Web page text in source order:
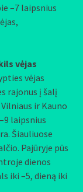
–7 laipsnius
vėjas
vėjas
rajonus į šalį
ir Kauno
laipsnius
Šiauliuose
Pajūryje pūs
dienos
iki –5, dieną iki